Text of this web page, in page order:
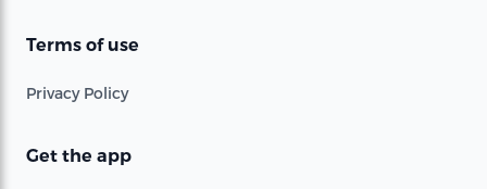
Terms of use
Privacy Policy
Get the app